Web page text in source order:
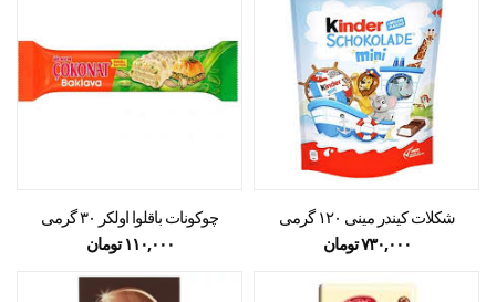
شکلات کیندر مینی ۱۲۰ گرمی
۷۳۰,۰۰۰تومان
چوکونات باقلوا اولکر ۳۰ گرمی
۱۱۰,۰۰۰ تومان